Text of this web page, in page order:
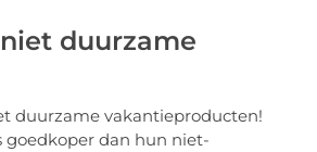
duurzame
duurzame vakantieproducten!
goedkoper dan hun niet-